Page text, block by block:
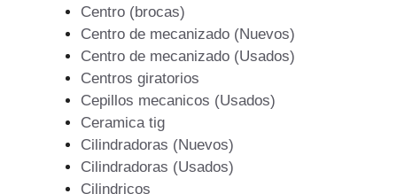
Centro (brocas)
Centro de mecanizado (Nuevos)
Centro de mecanizado (Usados)
Centros giratorios
Cepillos mecanicos (Usados)
Ceramica tig
Cilindradoras (Nuevos)
Cilindradoras (Usados)
Cilindricos